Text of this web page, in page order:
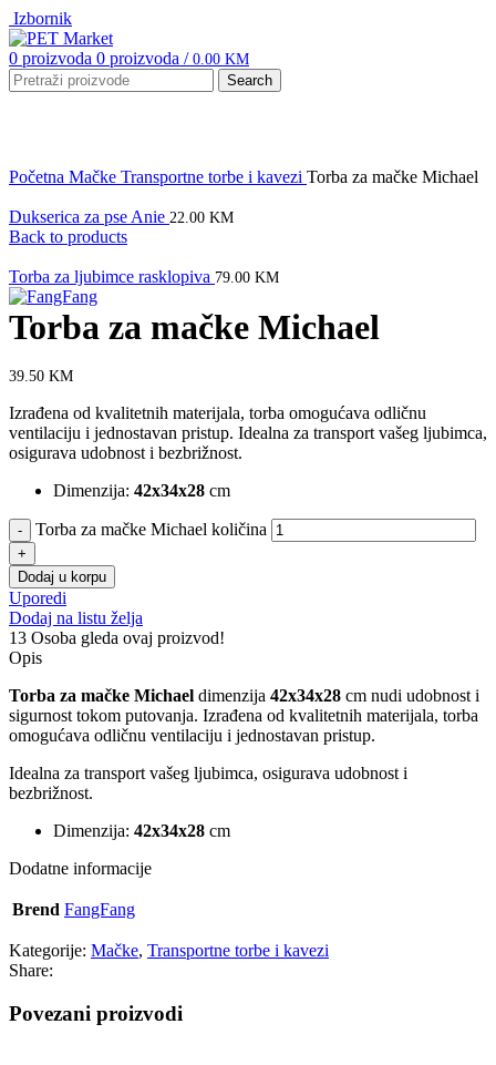
Izbornik
0 proizvoda 0 proizvoda / 0.00 KM
Search
Početna Mačke Transportne torbe i kavezi Torba za mačke Michael
Dukserica za pse Anie 22.00 KM
Back to products
Torba za ljubimce rasklopiva 79.00 KM
Torba za mačke Michael
39.50 KM
Izrađena od kvalitetnih materijala, torba omogućava odličnu
ventilaciju i jednostavan pristup. Idealna za transport vašeg ljubimca,
osigurava udobnost i bezbrižnost.
Dimenzija: 42x34x28 cm
Torba za mačke Michael količina
Dodaj u korpu
Uporedi
Dodaj na listu želja
13 Osoba gleda ovaj proizvod!
Opis
Torba za mačke Michael dimenzija 42x34x28 cm nudi udobnost i
sigurnost tokom putovanja. Izrađena od kvalitetnih materijala, torba
omogućava odličnu ventilaciju i jednostavan pristup.
Idealna za transport vašeg ljubimca, osigurava udobnost i
bezbrižnost.
Dimenzija: 42x34x28 cm
Dodatne informacije
Brend FangFang
Kategorije: Mačke, Transportne torbe i kavezi
Share:
Povezani proizvodi